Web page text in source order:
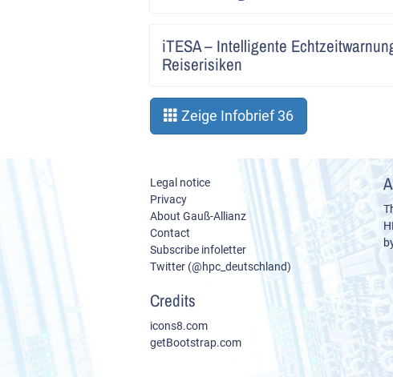
iTESA – Intelligente
Reiserisiken
Zeige Infobrief 36
Legal notice
Privacy
About Gauß-Allianz
Contact
Subscribe infoletter
Twitter (@hpc_deutschland)
Credits
icons8.com
getBootstrap.com